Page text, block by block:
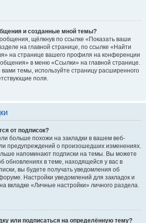
и созданные мной темы?
щёлкнув по ссылке «Показать ваши
на главной странице, по ссылке «Найти
на странице вашего профиля на конференции
в меню «Ссылки» на главной странице.
темы, используйте страницу расширенного
поля.
от подписок?
больше похожи на закладки в вашем веб-
предупреждений о произошедших изменениях.
напоминают подписки на темы. Вы можете
обновлениях в теме, находящейся у вас в
вы будете получать уведомления об
Настройки уведомлений для закладок и
вкладке «Личные настройки» личного раздела.
или подписаться на определённую тему?